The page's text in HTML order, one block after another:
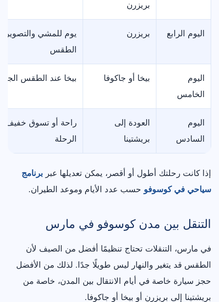
بريزرن
اليوم الرابع بريزرن
يوم للمشي والتصوير،
الطقس
اليوم
الخامس
بيخا أو جاكوفا بيخا عند الطقس
اليوم
السادس
العودة إلى
بريشتينا
راحة أو تسوق خفيف
الرحلة
إذا كانت رحلتك أطول أو أقصر، يمكن تعديلها عبر برنامج
سياحي في كوسوفو حسب عدد الأيام وموعد الطيران.
التنقل بين مدن كوسوفو في مارس
في مارس، التنقلات تحتاج تنظيمًا أفضل من الصيف لأن
الطقس قد يتغير والنهار ليس طويلًا جدًا. لذلك من الأفضل
حجز سيارة خاصة في أيام الانتقال بين المدن، خاصة من
بريشتينا إلى بريزرن أو بيخا أو جاكوفا.